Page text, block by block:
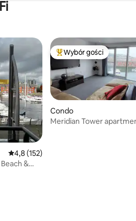
Średnia ocena: 4,8 na 5, liczba recenzji:
4,8 (152)
&
Najpopularniejsze z
Wybór gości
Condo
Meridian Tower